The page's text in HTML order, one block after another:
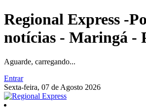
Regional Express -
notícias - Maringá -
Aguarde, carregando...
Entrar
Sexta-feira, 07 de Agosto 2026